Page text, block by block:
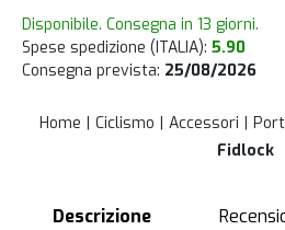
Disponibile. Consegna in 13 giorni.
Spese spedizione (ITALIA): 5.90
Consegna prevista: 25/08/2026
Home Ciclismo Accessori
Fidlock
Descrizione